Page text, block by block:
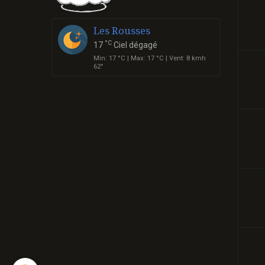
Les Rousses
17 °C Ciel dégagé
Min: 17 °C | Max: 17 °C | Vent: 8 kmh
62°